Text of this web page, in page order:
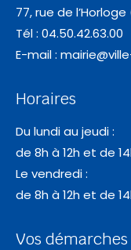
77, rue de l’Horloge
Tél : 04.50.42.63.00
E-mail :
Horaires
Du lundi au jeudi :
de 8h à 12h et de
Le vendredi :
de 8h à 12h et de
Vos démarches